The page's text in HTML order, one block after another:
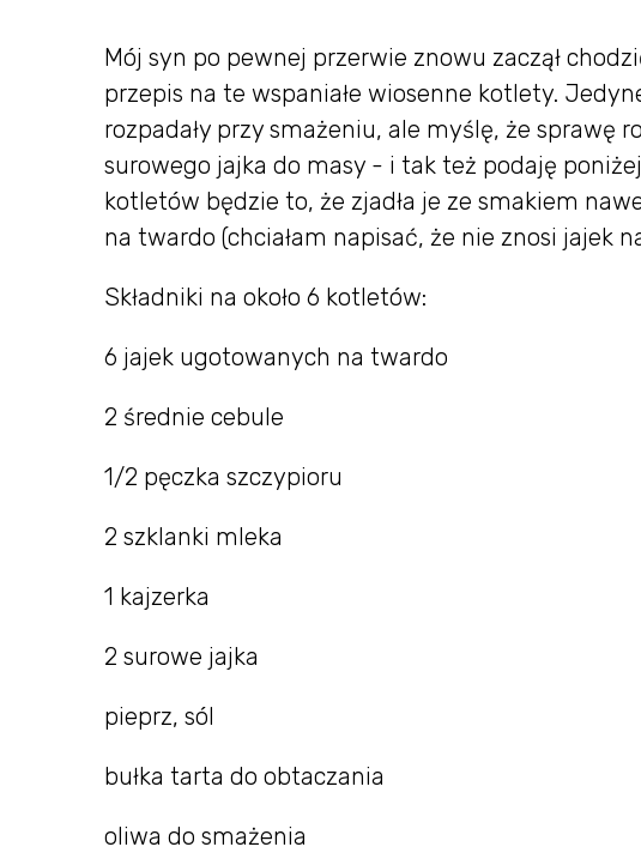
Mój syn po pewnej przerwie znowu zaczął
przepis na te wspaniałe wiosenne kotlety.
rozpadały przy smażeniu, ale myślę, że sprawę
surowego jajka do masy - i tak też podaję
kotletów będzie to, że zjadła je ze smakiem
na twardo (chciałam napisać, że nie znosi jajek
Składniki na około 6 kotletów:
6 jajek ugotowanych na twardo
2 średnie cebule
1/2 pęczka szczypioru
2 szklanki mleka
1 kajzerka
2 surowe jajka
pieprz, sól
bułka tarta do obtaczania
oliwa do smażenia